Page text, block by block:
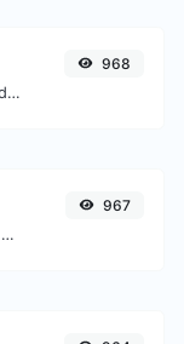
Converta facilmente arquivos de imagem GIF para BMP.
968
Extraia detalhes de quaisquer URLs.
967